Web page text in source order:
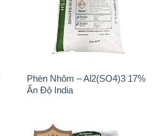
Phèn Nhôm – Al2(SO4)3 17%
Ấn Độ India